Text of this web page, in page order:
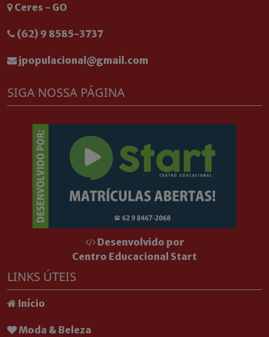
Ceres - GO
(62) 9 8585-3737
jpopulacional@gmail.com
SIGA NOSSA PÁGINA
Desenvolvido por
Centro Educacional Start
LINKS ÚTEIS
Início
Moda & Beleza